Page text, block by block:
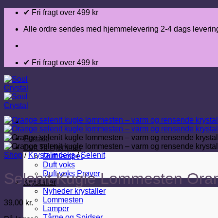
Fortsæt
indhold
✔ Fri fragt over 499 kr
Alle ordre sendes med hjemmelevering 2-4 dags
✔ Fri fragt over 499 kr
Forside
Duft Til Hjemmet
Duft lamper
Duft voks
Duft voks Prøver
Krystaller
Nyheder krystaller
Lommesten
Lamper
Shop / Krystalindeks / Selenit
Selenit Kugle Lommesten
39,00 kr.